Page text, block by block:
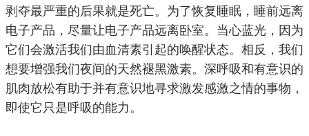
剥夺最严重的后果就是死亡。 为了恢复睡眠，睡前远离
电子产品，尽量让电子产品远离卧室。 当心蓝光，因为
它们会激活我们由血清素引起的唤醒状态。 相反，我们
想要增强我们夜间的天然褪黑激素。 深呼吸和有意识的
肌肉放松有助于并有意识地寻求激发感激之情的事物 ，
即使它只是呼吸的能力。